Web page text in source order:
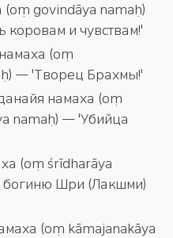
govindāya namaḥ)
и чувствам!'
(oṃ
— 'Творец Брахмы!'
намаха (oṃ
namaḥ) — 'Убийца
(oṃ śrīdharāya
Шри (Лакшми)
(oṃ kāmajanakāya